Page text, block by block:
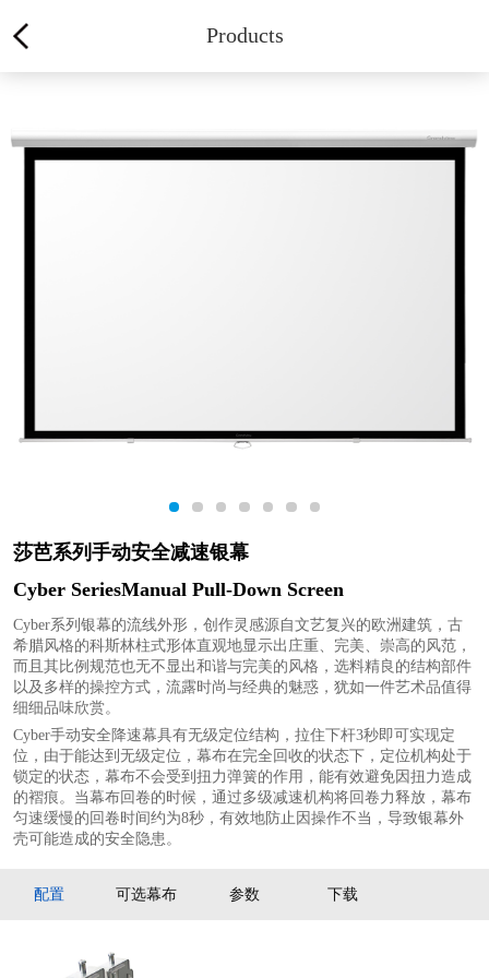
Products
1 2 3 4 5 6 7
莎芭系列手动安全减速银幕
Cyber SeriesManual Pull-Down Screen
Cyber系列银幕的流线外形，创作灵感源自文艺复兴的欧洲建筑，古
希腊风格的科斯林柱式形体直观地显示出庄重、完美、崇高的风范，
而且其比例规范也无不显出和谐与完美的风格，选料精良的结构部件
以及多样的操控方式，流露时尚与经典的魅惑，犹如一件艺术品值得
细细品味欣赏。
Cyber手动安全降速幕具有无级定位结构，拉住下杆3秒即可实现定
位，由于能达到无级定位，幕布在完全回收的状态下，定位机构处于
锁定的状态，幕布不会受到扭力弹簧的作用，能有效避免因扭力造成
的褶痕。当幕布回卷的时候，通过多级减速机构将回卷力释放，幕布
匀速缓慢的回卷时间约为8秒，有效地防止因操作不当，导致银幕外
壳可能造成的安全隐患。
配置 可选幕布 参数 下载